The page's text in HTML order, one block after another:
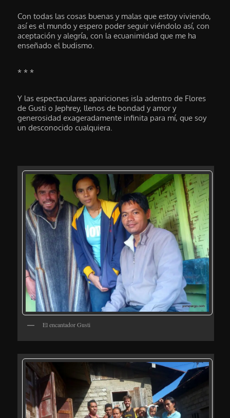
Con todas las cosas buenas y malas que estoy viviendo,
así es el mundo y espero poder seguir viéndolo así, con
aceptación y alegría, con la ecuanimidad que me ha
enseñado el budismo.
* * *
Y las espectaculares apariciones isla adentro de Flores
de Gusti o Jephrey, llenos de bondad y amor y
generosidad exageradamente infinita para mí, que soy
un desconocido cualquiera.
El encantador Gusti